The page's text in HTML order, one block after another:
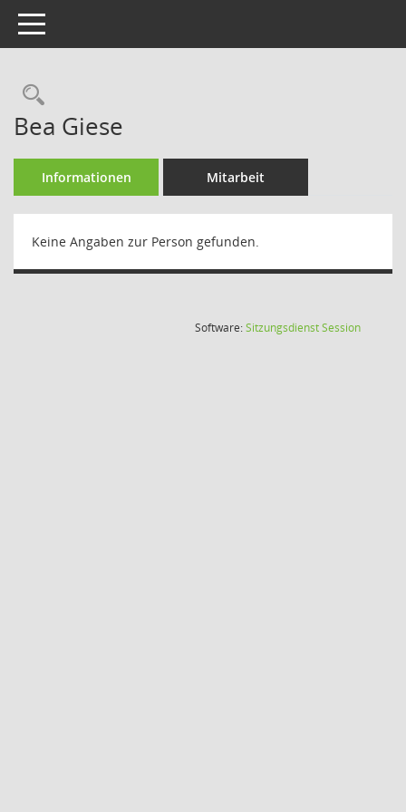
Toggle navigation
Rechercheauswahl
Bea Giese
Informationen Mitarbeit
Keine Angaben zur Person gefunden.
Software:SitzungsdienstSession(Wird in